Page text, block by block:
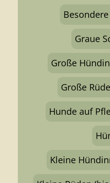
Graue
Große
Große
Hunde auf
Kleine